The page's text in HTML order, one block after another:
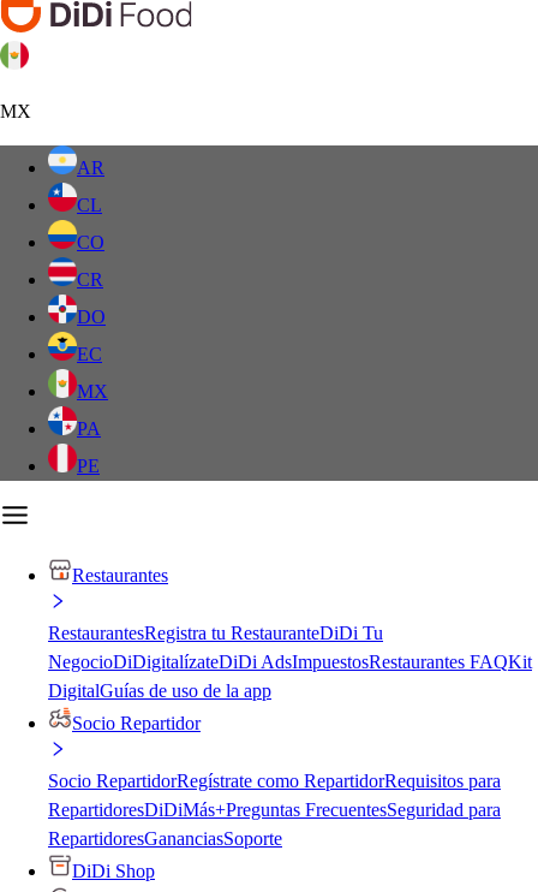
MX
AR
CL
CO
CR
DO
EC
MX
PA
PE
Restaurantes
RestaurantesRegistra tu RestauranteDiDi Tu
NegocioDiDigitalízateDiDi AdsImpuestosRestaurantes FAQKit
DigitalGuías de uso de la app
Socio Repartidor
Socio RepartidorRegístrate como RepartidorRequisitos para
RepartidoresDiDiMás+Preguntas FrecuentesSeguridad para
RepartidoresGananciasSoporte
DiDi Shop